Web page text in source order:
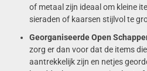
of metaal zijn ideaal om kleine
sieraden of kaarsen stijlvol te
Georganiseerde Open
zorg er dan voor dat de items
aantrekkelijk zijn en netjes